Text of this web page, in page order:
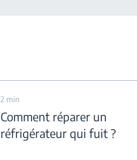
2 min
Comment réparer un
réfrigérateur qui fuit ?